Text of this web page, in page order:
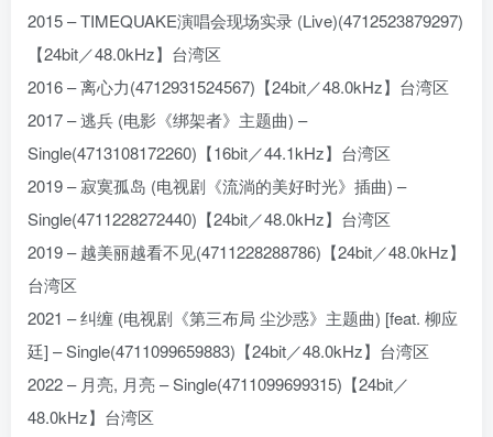
2015 – TIMEQUAKE演唱会现场实录 (Live)(4712523879297)
【24bit／48.0kHz】台湾区
2016 – 离心力(4712931524567)【24bit／48.0kHz】台湾区
2017 – 逃兵 (电影《绑架者》主题曲) –
Single(4713108172260)【16bit／44.1kHz】台湾区
2019 – 寂寞孤岛 (电视剧《流淌的美好时光》插曲) –
Single(4711228272440)【24bit／48.0kHz】台湾区
2019 – 越美丽越看不见(4711228288786)【24bit／48.0kHz】
台湾区
2021 – 纠缠 (电视剧《第三布局 尘沙惑》主题曲) [feat. 柳应
廷] – Single(4711099659883)【24bit／48.0kHz】台湾区
2022 – 月亮, 月亮 – Single(4711099699315)【24bit／
48.0kHz】台湾区